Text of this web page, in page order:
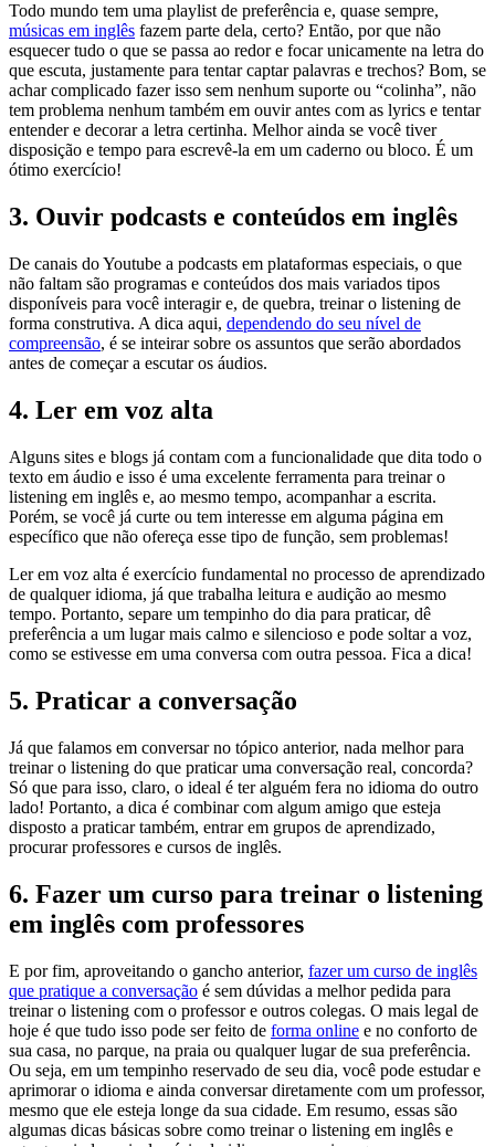
Todo mundo tem uma playlist de preferência e, quase sempre,
músicas em inglês fazem parte dela, certo? Então, por que não
esquecer tudo o que se passa ao redor e focar unicamente na letra do
que escuta, justamente para tentar captar palavras e trechos? Bom, se
achar complicado fazer isso sem nenhum suporte ou “colinha”, não
tem problema nenhum também em ouvir antes com as lyrics e tentar
entender e decorar a letra certinha. Melhor ainda se você tiver
disposição e tempo para escrevê-la em um caderno ou bloco. É um
ótimo exercício!
3. Ouvir podcasts e conteúdos em inglês
De canais do Youtube a podcasts em plataformas especiais, o que
não faltam são programas e conteúdos dos mais variados tipos
disponíveis para você interagir e, de quebra, treinar o listening de
forma construtiva. A dica aqui, dependendo do seu nível de
compreensão, é se inteirar sobre os assuntos que serão abordados
antes de começar a escutar os áudios.
4. Ler em voz alta
Alguns sites e blogs já contam com a funcionalidade que dita todo o
texto em áudio e isso é uma excelente ferramenta para treinar o
listening em inglês e, ao mesmo tempo, acompanhar a escrita.
Porém, se você já curte ou tem interesse em alguma página em
específico que não ofereça esse tipo de função, sem problemas!
Ler em voz alta é exercício fundamental no processo de aprendizado
de qualquer idioma, já que trabalha leitura e audição ao mesmo
tempo. Portanto, separe um tempinho do dia para praticar, dê
preferência a um lugar mais calmo e silencioso e pode soltar a voz,
como se estivesse em uma conversa com outra pessoa. Fica a dica!
5. Praticar a conversação
Já que falamos em conversar no tópico anterior, nada melhor para
treinar o listening do que praticar uma conversação real, concorda?
Só que para isso, claro, o ideal é ter alguém fera no idioma do outro
lado! Portanto, a dica é combinar com algum amigo que esteja
disposto a praticar também, entrar em grupos de aprendizado,
procurar professores e cursos de inglês.
6. Fazer um curso para treinar o listening
em inglês com professores
E por fim, aproveitando o gancho anterior, fazer um curso de inglês
que pratique a conversação é sem dúvidas a melhor pedida para
treinar o listening com o professor e outros colegas. O mais legal de
hoje é que tudo isso pode ser feito de forma online e no conforto de
sua casa, no parque, na praia ou qualquer lugar de sua preferência.
Ou seja, em um tempinho reservado de seu dia, você pode estudar e
aprimorar o idioma e ainda conversar diretamente com um professor,
mesmo que ele esteja longe da sua cidade. Em resumo, essas são
algumas dicas básicas sobre como treinar o listening em inglês e